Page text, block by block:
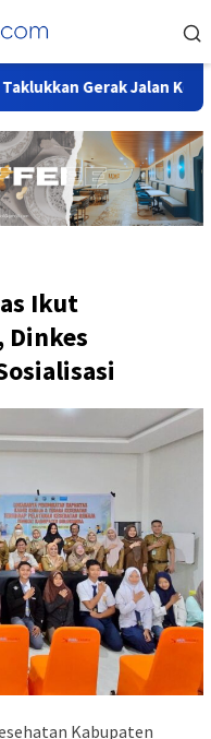
Jalan Kecamatan
Ikut
Dinkes
Kabupaten